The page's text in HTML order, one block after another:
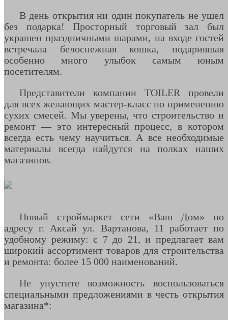
В день открытия ни один покупатель не ушел
без подарка! Просторный торговый зал был
украшен праздничными шарами, на входе гостей
встречала белоснежная кошка, подарившая
особенно много улыбок самым юным
посетителям.
Представители компании TOILER провели
для всех желающих мастер-класс по применению
сухих смесей. Мы уверены, что строительство и
ремонт — это интересный процесс, в котором
всегда есть чему научиться. А все необходимые
материалы всегда найдутся на полках наших
магазинов.
Новый строймаркет сети «Ваш Дом» по
адресу г. Аксай ул. Вартанова, 11 работает по
удобному режиму: с 7 до 21, и предлагает вам
широкий ассортимент товаров для строительства
и ремонта: более 15 000 наименований.
Не упустите возможность воспользоваться
специальными предложениями в честь открытия
магазина*: